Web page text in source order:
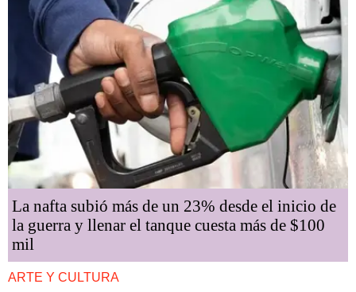
La nafta subió más de un 23% desde el inicio de
la guerra y llenar el tanque cuesta más de $100
mil
ARTE Y CULTURA